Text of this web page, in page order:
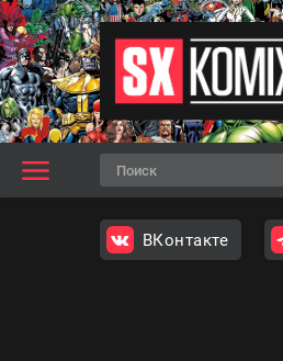
ВКонтакте